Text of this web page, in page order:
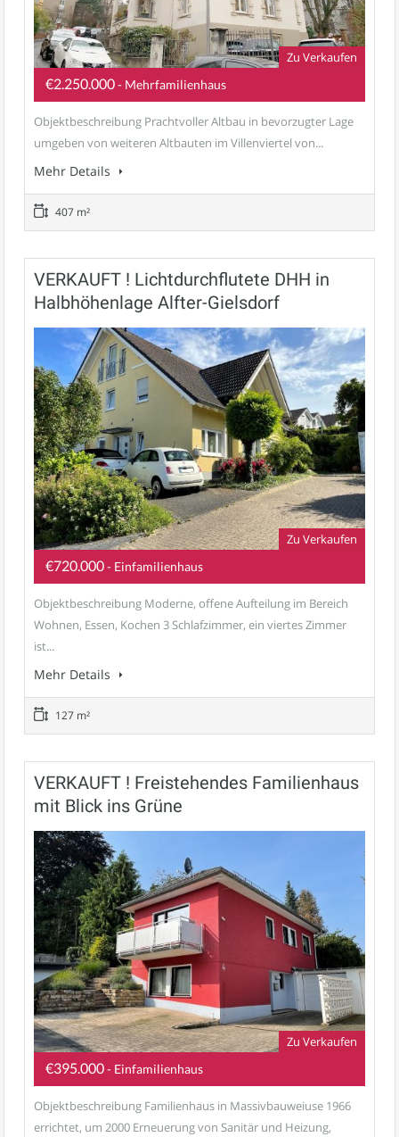
Zu Verkaufen
€2.250.000- Mehrfamilienhaus
Objektbeschreibung Prachtvoller Altbau in bevorzugter Lage
umgeben von weiteren Altbauten im Villenviertel von...
Mehr Details
407 m²
VERKAUFT ! Lichtdurchflutete DHH in
Halbhöhenlage Alfter-Gielsdorf
Zu Verkaufen
€720.000- Einfamilienhaus
Objektbeschreibung Moderne, offene Aufteilung im Bereich
Wohnen, Essen, Kochen 3 Schlafzimmer, ein viertes Zimmer
ist...
Mehr Details
127 m²
VERKAUFT ! Freistehendes Familienhaus
mit Blick ins Grüne
Zu Verkaufen
€395.000- Einfamilienhaus
Objektbeschreibung Familienhaus in Massivbauweiuse 1966
errichtet, um 2000 Erneuerung von Sanitär und Heizung,